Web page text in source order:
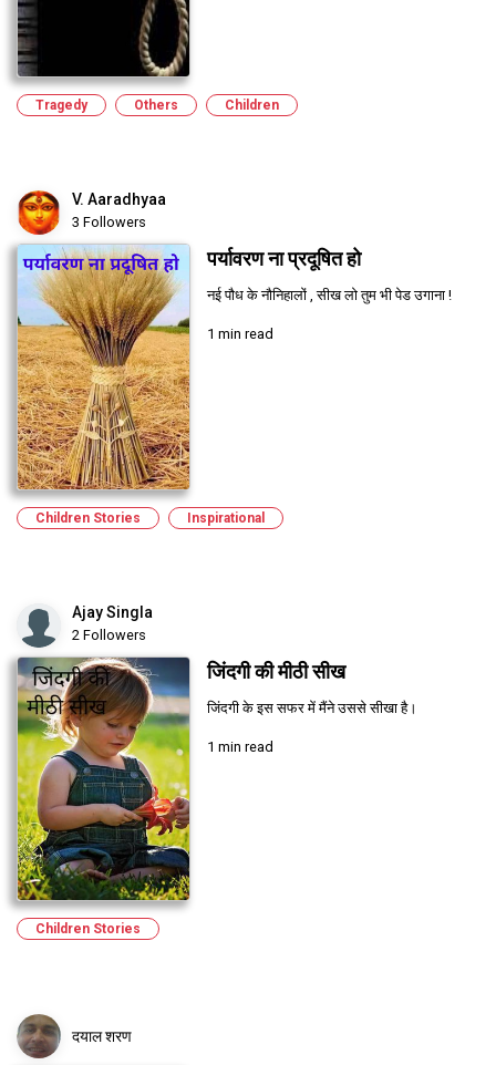
Tragedy Others Children
V. Aaradhyaa
3 Followers
पर्यावरण ना प्रदूषित हो
नई पौध के नौनिहालों , सीख लो तुम भी पेड उगाना !
1 min read
Children Stories Inspirational
Ajay Singla
2 Followers
जिंदगी की मीठी सीख
जिंदगी के इस सफर में मैंने उससे सीखा है।
1 min read
Children Stories
दयाल शरण